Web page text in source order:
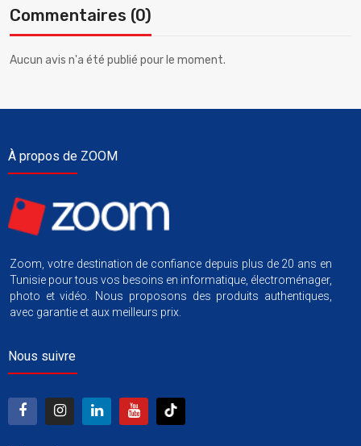
Commentaires (0)
Aucun avis n'a été publié pour le moment.
À propos de ZOOM
Zoom, votre destination de confiance depuis plus de 20 ans en
Tunisie pour tous vos besoins en informatique, électroménager,
photo et vidéo. Nous proposons des produits authentiques,
avec garantie et aux meilleurs prix.
Nous suivre